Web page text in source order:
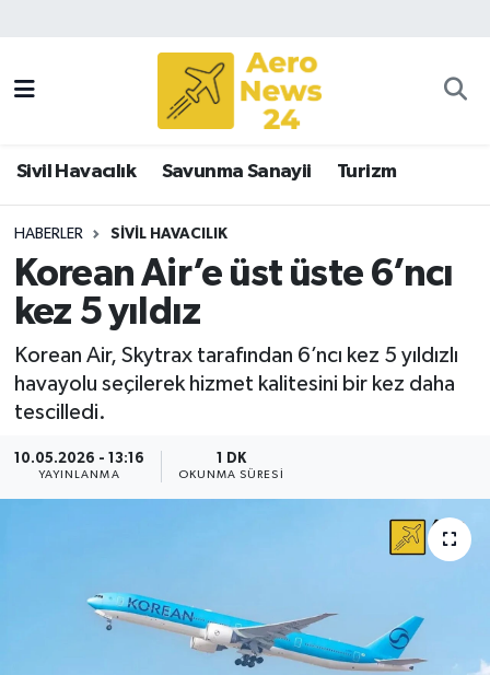
Sivil Havacılık Savunma Sanayii Turizm
HABERLER SIVIL HAVACILIK
Korean Air’e üst üste 6’ncı
kez 5 yıldız
Korean Air, Skytrax tarafından 6’ncı kez 5 yıldızlı
havayolu seçilerek hizmet kalitesini bir kez daha
tescilledi.
10.05.2026 - 13:16
YAYINLANMA
1 DK
OKUNMA SÜRESI